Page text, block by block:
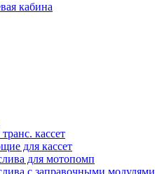
кабина
кассет
для кассет
для мотопомп